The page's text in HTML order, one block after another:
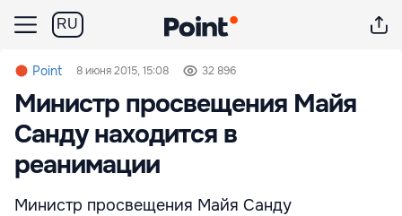
RU
Point 8 июня 2015, 15:08 32 896
Министр просвещения Майя
Санду находится в
реанимации
Министр просвещения Майя Санду